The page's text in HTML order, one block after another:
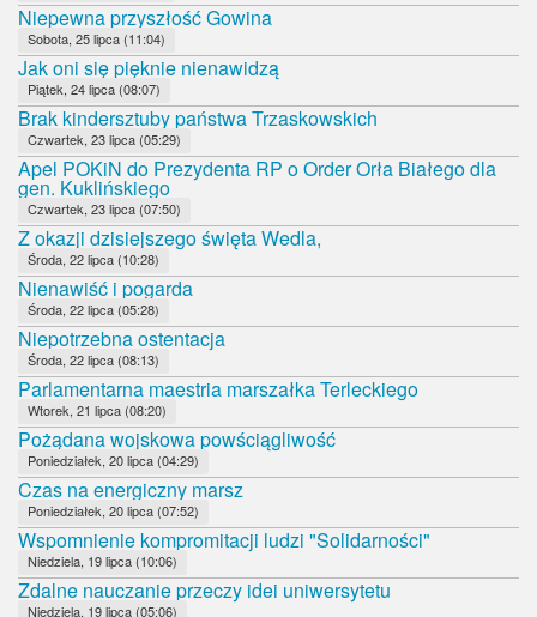
Niepewna przyszłość Gowina
Sobota, 25 lipca (11:04)
Jak oni się pięknie nienawidzą
Piątek, 24 lipca (08:07)
Brak kindersztuby państwa Trzaskowskich
Czwartek, 23 lipca (05:29)
Apel POKiN do Prezydenta RP o Order Orła Białego dla
gen. Kuklińskiego
Czwartek, 23 lipca (07:50)
Z okazji dzisiejszego święta Wedla,
Środa, 22 lipca (10:28)
Nienawiść i pogarda
Środa, 22 lipca (05:28)
Niepotrzebna ostentacja
Środa, 22 lipca (08:13)
Parlamentarna maestria marszałka Terleckiego
Wtorek, 21 lipca (08:20)
Pożądana wojskowa powściągliwość
Poniedziałek, 20 lipca (04:29)
Czas na energiczny marsz
Poniedziałek, 20 lipca (07:52)
Wspomnienie kompromitacji ludzi "Solidarności"
Niedziela, 19 lipca (10:06)
Zdalne nauczanie przeczy idei uniwersytetu
Niedziela, 19 lipca (05:06)